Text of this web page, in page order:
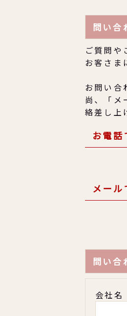
問い
ご質問や
お客さま
お問い合
尚、「メ
絡差し上
お電話
メール
問い合
会社名